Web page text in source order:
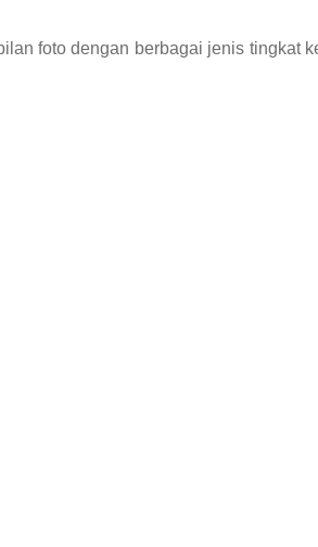
foto dengan berbagai jenis tingkat